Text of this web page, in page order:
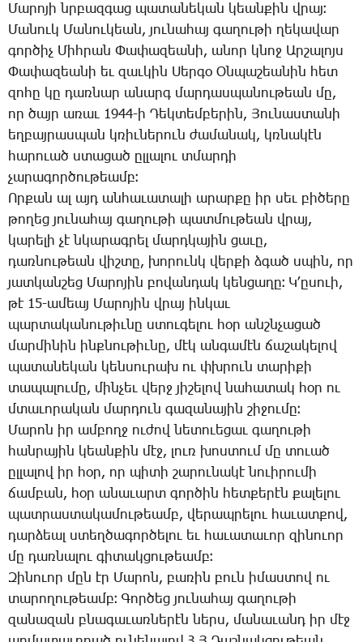
­Մա­րո­յի նրբազ­գաց պա­տա­նե­կան կեան­քին վրայ։
­Մա­նուկ ­Մա­նու­կեան, յու­նա­հայ գա­ղու­թի ղե­կա­վար
գոր­ծիչ ­Միհ­րան ­Փա­փա­զեա­նի, ա­նոր կնոջ Ար­շա­լոյս
­Փա­փա­զեա­նի եւ զաւ­կին ­Սեր­գօ Օն­պա­շեա­նին հետ
զո­հը կը դառ­նար ա­նարգ մար­դասպա­նու­թեան մը,
որ ծայր ա­ռաւ 1944-ի ­Դեկ­տեմ­բե­րին, ­Յու­նաս­տա­նի
եղ­բայ­րաս­պան կռիւ­նե­րուն ժա­մա­նակ, կռնա­կէն
հա­րուած ստա­ցած ըլ­լա­լու տմար­դի
չա­րա­գոր­ծու­թեամբ։
Որ­քան ալ այդ ան­հա­ւա­տա­լի ա­րար­քը իր սեւ բի­ծե­րը
թո­ղեց յու­նա­հայ գա­ղու­թի պատ­մու­թեան վրայ,
կա­րե­լի չէ նկա­րագրել մարդ­կա­յին ցա­ւը,
դառ­նու­թեան վիշ­տը, խո­րունկ վեր­քի ձգած սպին, որ
յատ­կան­շեց ­Մա­րո­յին բո­վան­դակ կեն­ցա­ղը։ Կ­՚ը­սո­ւի,
թէ 15-ա­մեայ ­Մա­րո­յին վրայ ին­կաւ
պար­տա­կա­նու­թիւ­նը ստու­գե­լու հօր անշն­չա­ցած
մար­մի­նին ինք­նու­թիւ­նը, մէկ ան­գա­մէն ճա­շա­կե­լով
պա­տա­նե­կան կեն­սու­րախ ու փխրուն տա­րի­քի
տա­պա­լու­մը, մին­չեւ վերջ յի­շե­լով նա­հա­տակ հօր ու
մտա­ւո­րա­կան մար­դուն գա­զա­նա­յին շի­ջու­մը։
­Մա­րոն իր ամ­բողջ ու­ժով նե­տո­ւե­ցաւ գա­ղու­թի
հան­րա­յին կեան­քին մէջ, լուռ խոս­տում մը տո­ւած
ըլ­լա­լով իր հօր, որ պի­տի շա­րու­նա­կէ նո­ւի­րու­մի
ճամ­բան, հօր ա­նա­ւարտ գոր­ծին հետ­քե­րէն քա­լե­լու
պատ­րաս­տա­կա­մու­թեամբ, վե­րապ­րե­լու հա­ւատ­քով,
դար­ձեալ ստեղ­ծա­գոր­ծե­լու եւ հա­ւա­տա­ւոր զի­նո­ւոր
մը դառ­նա­լու գի­տակ­ցու­թեամբ։
­Զի­նո­ւոր մըն էր ­Մա­րոն, բա­ռին բուն ի­մաս­տով ու
տա­րո­ղու­թեամբ։ ­Գոր­ծեց յու­նա­հայ գա­ղու­թի
զա­նա­զան բնա­գա­ւառ­նե­րէն ներս, մա­նա­ւանդ իր մէջ